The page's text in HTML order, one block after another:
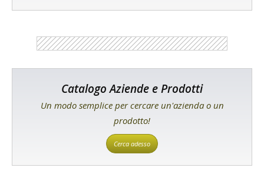
Catalogo Aziende e Prodotti
Un modo semplice per cercare un'azienda o un
prodotto!
Cerca adesso